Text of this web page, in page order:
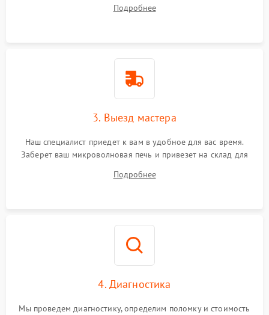
Подробнее
3. Выезд мастера
Наш специалист приедет к вам в удобное для вас время.
Заберет ваш микроволновая печь и привезет на склад для
Подробнее
4. Диагностика
Мы проведем диагностику, определим поломку и стоимость